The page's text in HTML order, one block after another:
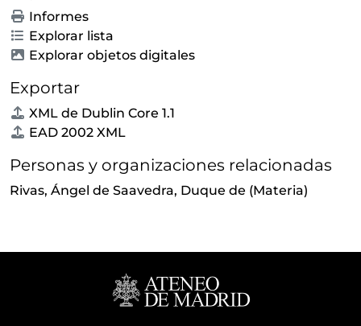
Informes
Explorar lista
Explorar objetos digitales
Exportar
XML de Dublin Core 1.1
EAD 2002 XML
Personas y organizaciones relacionadas
Rivas, Ángel de Saavedra, Duque de (Materia)